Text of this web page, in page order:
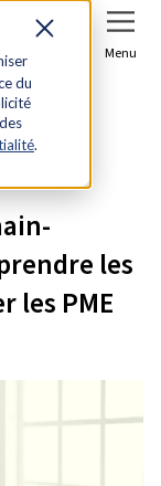
du
.
Menu
:
les
les PME